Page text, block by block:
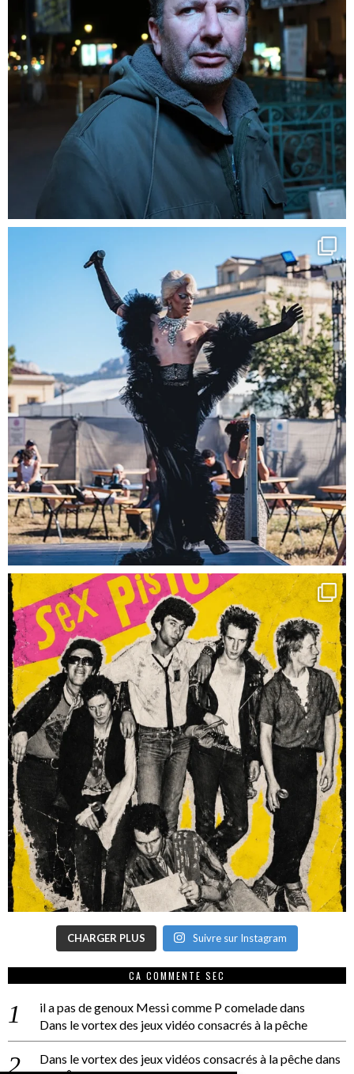
CHARGER PLUS Suivre sur Instagram
CA COMMENTE SEC
il a pas de genoux Messi comme P comeladedans
Dans le vortex des jeux vidéo consacrés à la pêche
Dans le vortex des jeux vidéos consacrés à la pêchedans